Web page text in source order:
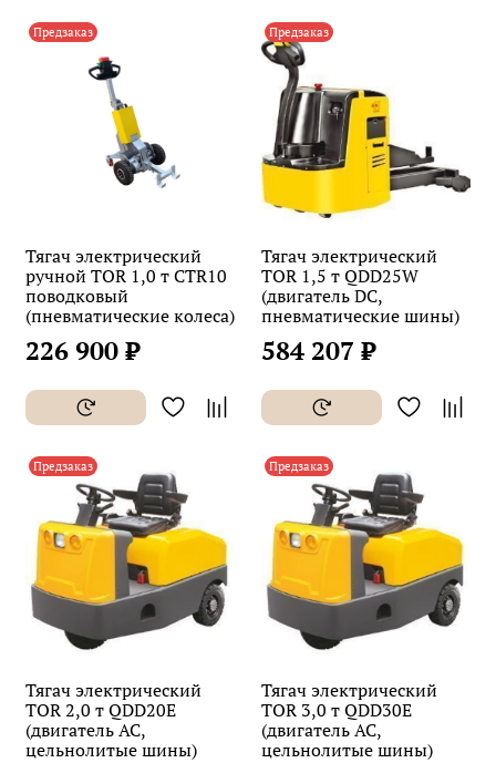
Предзаказ
Тягач электрический
ручной TOR 1,0 т CTR10
поводковый
(пневматические колеса)
226 900 ₽
Предзаказ
Тягач электрический
TOR 1,5 т QDD25W
(двигатель DC,
пневматические шины)
584 207 ₽
Предзаказ
Тягач электрический
TOR 2,0 т QDD20E
(двигатель AC,
цельнолитые шины)
Предзаказ
Тягач электрический
TOR 3,0 т QDD30E
(двигатель AC,
цельнолитые шины)